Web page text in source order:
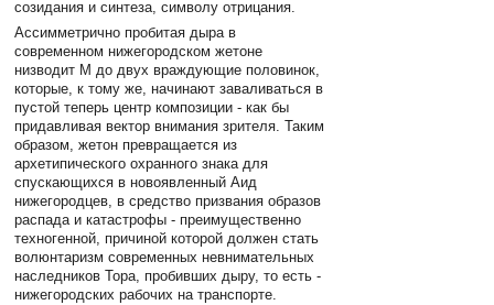
созидания и синтеза, символу отрицания.
Ассимметрично пробитая дыра в
современном нижегородском жетоне
низводит М до двух враждующие половинок,
которые, к тому же, начинают заваливаться в
пустой теперь центр композиции - как бы
придавливая вектор внимания зрителя. Таким
образом, жетон превращается из
архетипического охранного знака для
спускающихся в новоявленный Аид
нижегородцев, в средство призвания образов
распада и катастрофы - преимущественно
техногенной, причиной которой должен стать
волюнтаризм современных невнимательных
наследников Тора, пробивших дыру, то есть -
нижегородских рабочих на транспорте.